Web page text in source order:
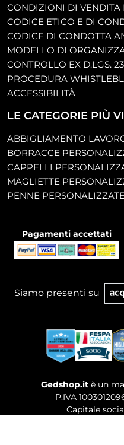
CONDIZIONI DI VENDITA
CODICE ETICO E DI
CODICE DI CONDOTTA
MODELLO DI
CONTROLLO EX D.LGS.
PROCEDURA
ACCESSIBILITÀ
LE CATEGORIE PIÙ
ABBIGLIAMENTO
BORRACCE
CAPPELLI
MAGLIETTE
PENNE
Pagamenti accettati
Siamo presenti su
Gedshop.it è un
P.IVA
Capitale